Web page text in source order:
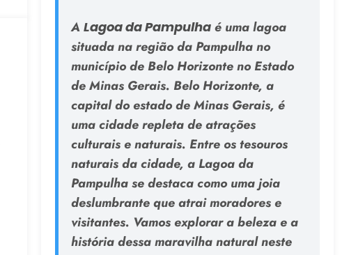
ALagoa da Pampulha é uma lagoa
situada na região da Pampulha no
município de Belo Horizonte no Estado
de Minas Gerais. Belo Horizonte, a
capital do estado de Minas Gerais, é
uma cidade repleta de atrações
culturais e naturais. Entre os tesouros
naturais da cidade, a Lagoa da
Pampulha se destaca como uma joia
deslumbrante que atrai moradores e
visitantes. Vamos explorar a beleza e a
história dessa maravilha natural neste